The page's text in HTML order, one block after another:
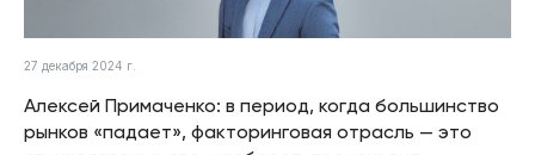
27 декабря 2024 г.
Алексей Примаченко: в период, когда большинство
рынков «падает», факторинговая отрасль — это